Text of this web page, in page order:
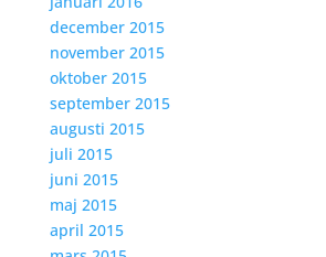
december 2015
november 2015
oktober 2015
september 2015
augusti 2015
juli 2015
juni 2015
maj 2015
april 2015